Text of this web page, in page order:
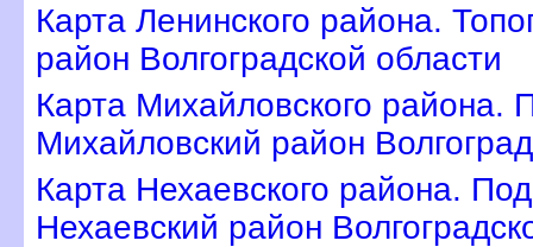
Карта Ленинского района.
район Волгоградской области
Карта Михайловского района.
Михайловский район
Карта Нехаевского района.
Нехаевский район